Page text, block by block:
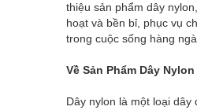
thiệu sản phẩm dây
hoạt và bền bỉ, phục vụ
trong cuộc sống hàng
Về Sản Phẩm Dây Nylon
Dây nylon là một loại